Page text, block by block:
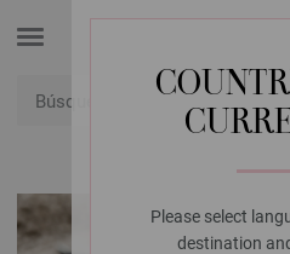
Please select
destination